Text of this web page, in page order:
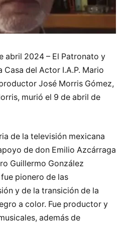
abril 2024 – El Patronato y
del Actor I.A.P. Mario
José Morris Gómez,
murió el 9 de abril de
de la televisión mexicana
de don Emilio Azcárraga
Guillermo González
pionero de las
y de la transición de la
a color. Fue productor y
además de